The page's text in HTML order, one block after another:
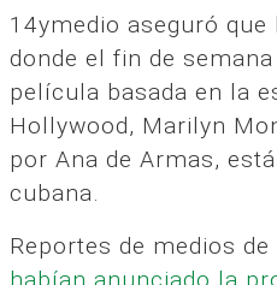
14ymedio aseguró
donde el fin de
película basada en la
Hollywood, Marilyn
por Ana de Armas,
cubana.
Reportes de medios
habían anunciado la